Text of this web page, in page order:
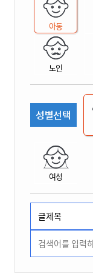
아동
노인
성별선택
여성